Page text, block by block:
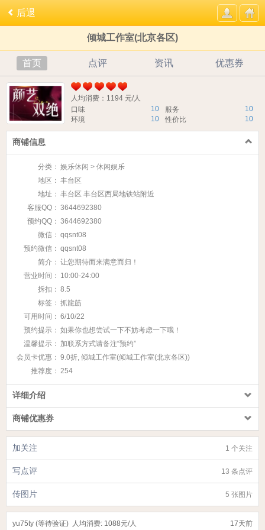
后退
倾城工作室(北京各区)
首页 点评 资讯 优惠券
人均消费：1194 元/人
10
口味 10
服务
10
环境 10
性价比
商铺信息
分类： 娱乐休闲 > 休闲娱乐
地区： 丰台区
地址： 丰台区 丰台区西局地铁站附近
客服QQ： 3644692380
预约QQ： 3644692380
微信： qqsnt08
预约微信： qqsnt08
简介： 让您期待而来满意而归！
营业时间： 10:00-24:00
拆扣： 8.5
标签： 抓龍筋
可用时间： 6/10/22
预约提示： 如果你也想尝试一下不妨考虑一下哦！
温馨提示： 加联系方式请备注“预约”
会员卡优惠： 9.0折, 倾城工作室(倾城工作室(北京各区))
推荐度： 254
详细介绍
商铺优惠券
1 个关注
加关注
13 条点评
写点评
5 张图片
传图片
17天前
yu75ty (等待验证) 人均消费: 1088元/人